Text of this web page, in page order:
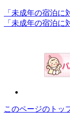
「未成年の宿泊
「未成年の宿泊
このページのトッ